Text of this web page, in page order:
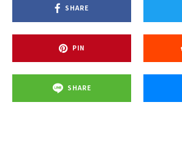
SHARE
PIN
SHARE